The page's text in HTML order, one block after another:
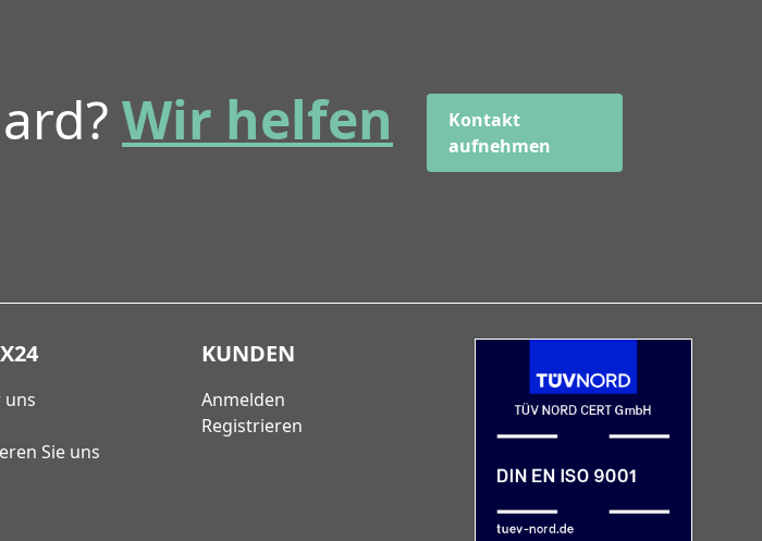
Wir helfen
Kontakt
aufnehmen
uns
Sie uns
KUNDEN
Anmelden
Registrieren